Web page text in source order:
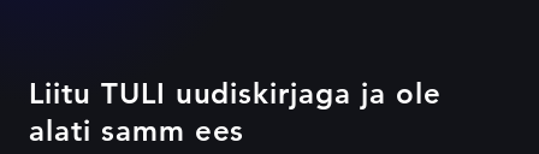
Liitu TULI uudiskirjaga ja ole
alati samm ees